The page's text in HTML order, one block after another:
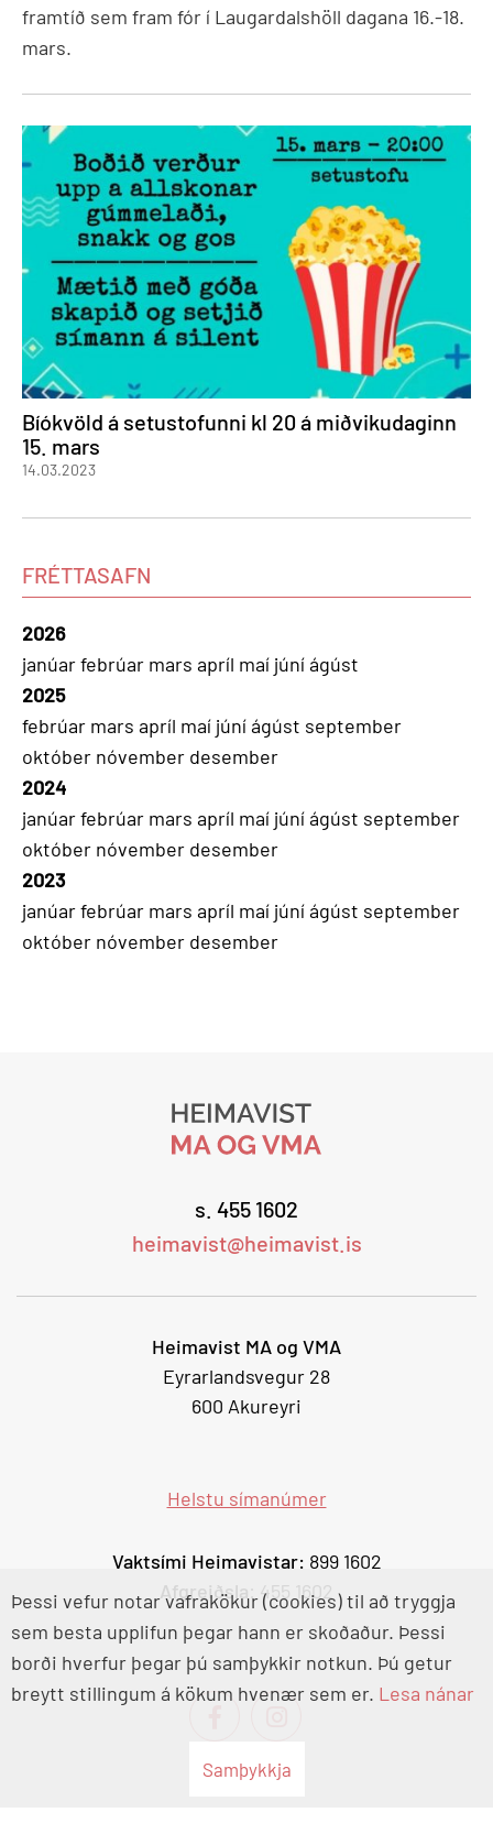
framtíð sem fram fór í Laugardalshöll dagana 16.-18.
mars.
Bíókvöld á setustofunni kl 20 á miðvikudaginn
15. mars
14.03.2023
FRÉTTASAFN
2026
janúarfebrúar mars apríl maí júníágúst
2025
febrúar mars apríl maí júníágúst september
október nóvember desember
2024
janúarfebrúar mars apríl maí júníágúst september
október nóvember desember
2023
janúarfebrúar mars apríl maí júníágúst september
október nóvember desember
s. 455 1602
heimavist@heimavist.is
Heimavist MA og VMA
Eyrarlandsvegur 28
600 Akureyri
Helstu símanúmer
Vaktsími Heimavistar: 899 1602
Afgreiðsla : 455 1602
Þessi vefur notar vafrakökur (cookies) til að tryggja
sem besta upplifun þegar hann er skoðaður. Þessi
borði hverfur þegar þú samþykkir notkun. Þú getur
breytt stillingum á kökum hvenær sem er. Lesa nánar
Samþykkja